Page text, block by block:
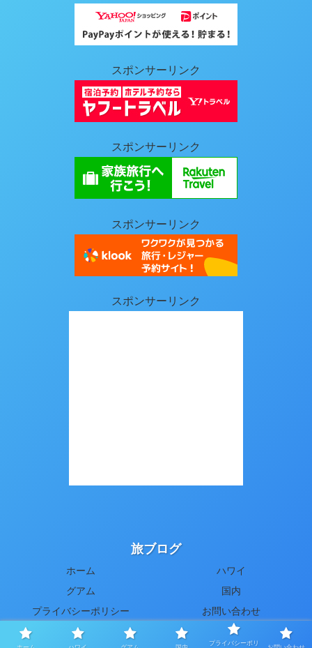
スポンサーリンク
スポンサーリンク
スポンサーリンク
スポンサーリンク
旅ブログ
ホーム
ハワイ
グアム
国内
プライバシーポリシー
お問い合わせ
© 2019-2026 旅ブログ.
プライバシーポリ